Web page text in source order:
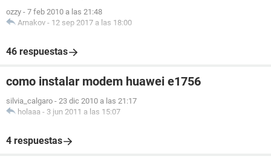
ozzy - 7 feb 2010 a las 21:48
Arnakov - 12 sep 2017 a las 18:00
46 respuestas
como instalar modem huawei e1756
silvia_calgaro - 23 dic 2010 a las 21:17
holaaa - 3 jun 2011 a las 15:07
4 respuestas